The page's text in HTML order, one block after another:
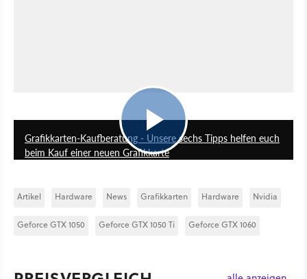
Grafikkarten-Kaufberatung - Unsere sechs Tipps helfen euch
beim Kauf einer neuen Grafikkarte
Artikel Hardware News Grafikkarten Hardware Nvidia
Geforce GTX 1050 Geforce GTX 1050 Ti Geforce GTX 1060